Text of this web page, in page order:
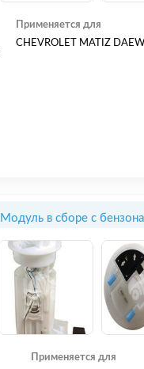
Применяется для
CHEVROLET MATIZ
Модуль в сборе с
Применяется для